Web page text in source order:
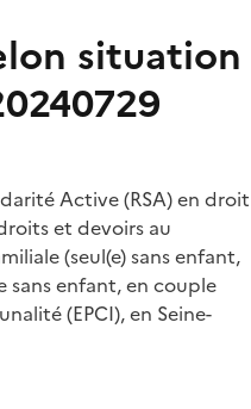
situation
Active (RSA) en droit
et devoirs au
(seul(e) sans enfant,
sans enfant, en couple
(EPCI), en Seine-